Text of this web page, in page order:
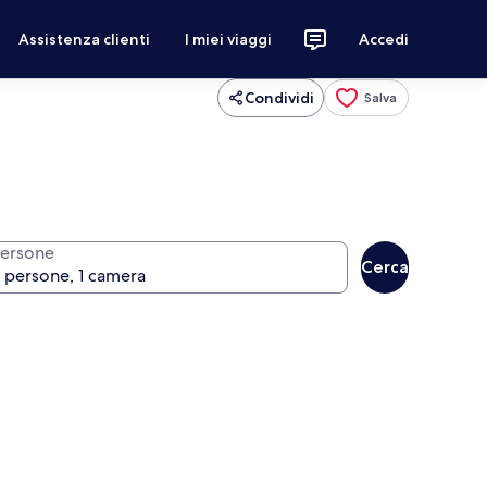
Assistenza clienti I miei viaggi Accedi
Condividi Salva
Cerca